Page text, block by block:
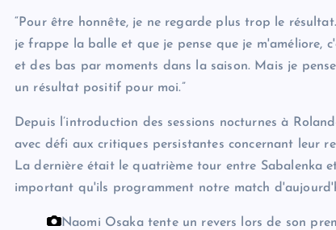
“Pour être honnête, je ne regarde plus trop le
je frappe la balle et que je pense que je m'améliore,
et des bas par moments dans la saison. Mais je
un résultat positif pour moi.”
Depuis l’introduction des sessions nocturnes à
avec défi aux critiques persistantes concernant leur
La dernière était le quatrième tour entre Sabalenka
important qu'ils programment notre match
Naomi Osaka tente un revers lors de son